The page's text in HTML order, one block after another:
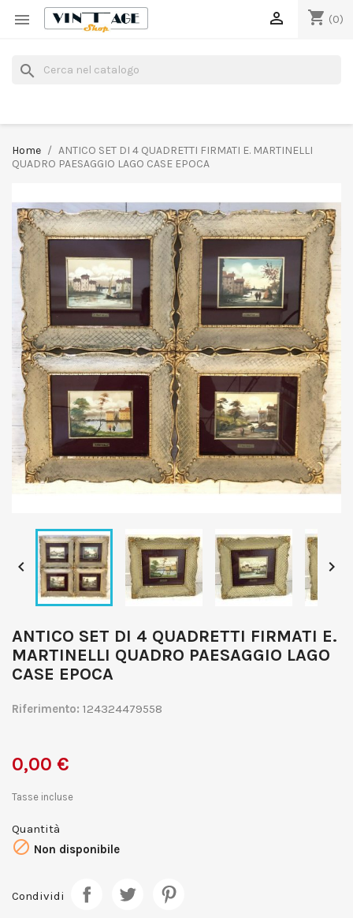
 shopping_cart (0)

search
Home
ANTICO SET DI 4 QUADRETTI FIRMATI E. MARTINELLI
QUADRO PAESAGGIO LAGO CASE EPOCA
 
ANTICO SET DI 4 QUADRETTI FIRMATI E.
MARTINELLI QUADRO PAESAGGIO LAGO
CASE EPOCA
Riferimento: 124324479558
0,00 €
Tasse incluse
Quantità
 Non disponibile
Condividi